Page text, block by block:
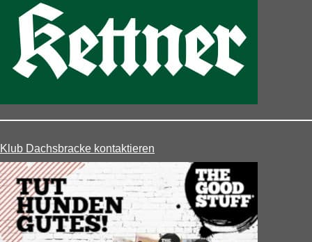
Klub Dachsbracke kontaktieren